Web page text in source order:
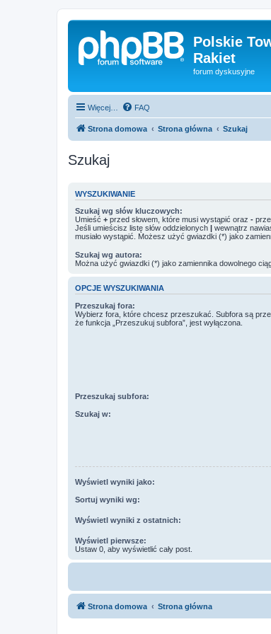
Polskie
Rakiet
forum dyskusyjne
Więcej… FAQ
Strona domowa Strona główna Szukaj
Szukaj
WYSZUKIWANIE
Szukaj wg słów kluczowych:
Umieść + przed słowem, które musi wystąpić oraz -
Jeśli umieścisz listę słów oddzielonych | wewnątrz
musiało wystąpić. Możesz użyć gwiazdki (*) jako
Szukaj wg autora:
Można użyć gwiazdki (*) jako zamiennika dowolnego
OPCJE WYSZUKIWANIA
Przeszukaj fora:
Wybierz fora, które chcesz przeszukać. Subfora są
że funkcja „Przeszukuj subfora”, jest wyłączona.
Przeszukaj subfora:
Szukaj w:
Wyświetl wyniki jako:
Sortuj wyniki wg:
Wyświetl wyniki z ostatnich:
Wyświetl pierwsze:
Ustaw 0, aby wyświetlić cały post.
Strona domowa Strona główna